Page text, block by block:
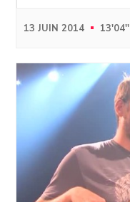
13 JUIN 2014 13'04''